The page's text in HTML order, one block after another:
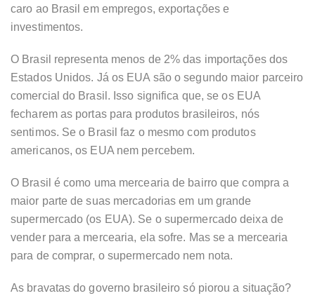
caro ao Brasil em empregos, exportações e
investimentos.
O Brasil representa menos de 2% das importações dos
Estados Unidos. Já os EUA são o segundo maior parceiro
comercial do Brasil. Isso significa que, se os EUA
fecharem as portas para produtos brasileiros, nós
sentimos. Se o Brasil faz o mesmo com produtos
americanos, os EUA nem percebem.
O Brasil é como uma mercearia de bairro que compra a
maior parte de suas mercadorias em um grande
supermercado (os EUA). Se o supermercado deixa de
vender para a mercearia, ela sofre. Mas se a mercearia
para de comprar, o supermercado nem nota.
As bravatas do governo brasileiro só piorou a situação?